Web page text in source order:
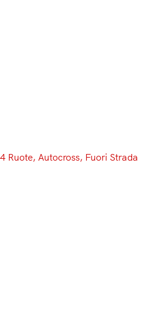
4 Ruote, Autocross, Fuori Strada